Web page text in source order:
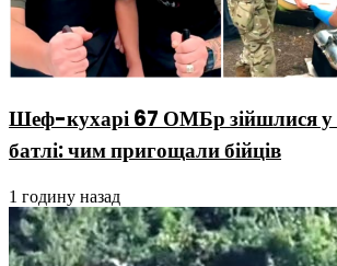
Шеф-кухарі 67 ОМБр зійшлися у
батлі: чим пригощали бійців
1 годину назад